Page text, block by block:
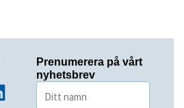
Prenumerera på vårt
nyhetsbrev